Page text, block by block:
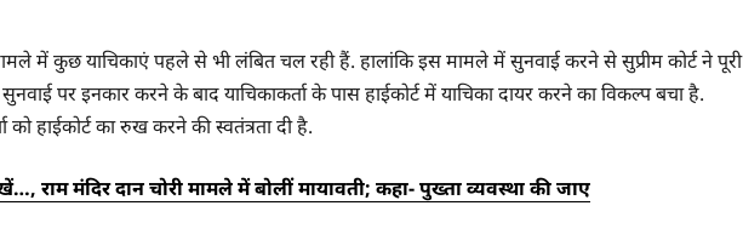
में कुछ याचिकाएं पहले से भी लंबित चल रही हैं. हालांकि इस मामले में सुनवाई करने से सुप्रीम कोर्ट ने पूरी
पर इनकार करने के बाद याचिकाकर्ता के पास हाईकोर्ट में याचिका दायर करने का विकल्प बचा है.
को हाईकोर्ट का रुख करने की स्वतंत्रता दी है.
राम मंदिर दान चोरी मामले में बोलीं मायावती; कहा- पुख्ता व्यवस्था की जाए